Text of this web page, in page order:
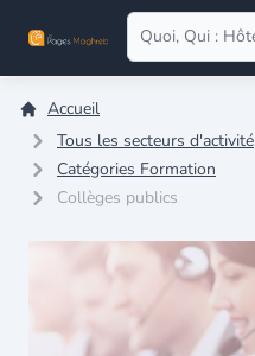
Accueil
Tous les secteurs d'activité
Catégories Formation
Collèges publics